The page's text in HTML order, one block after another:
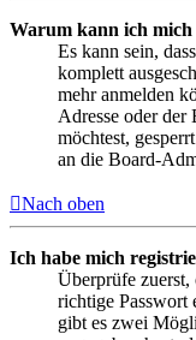
Warum kann ich
Es kann sein,
komplett
mehr anmelden
Adresse oder der
möchtest,
an die Board-
Nach oben
Ich habe mich
Überprüfe zuerst,
richtige Passwort
gibt es zwei